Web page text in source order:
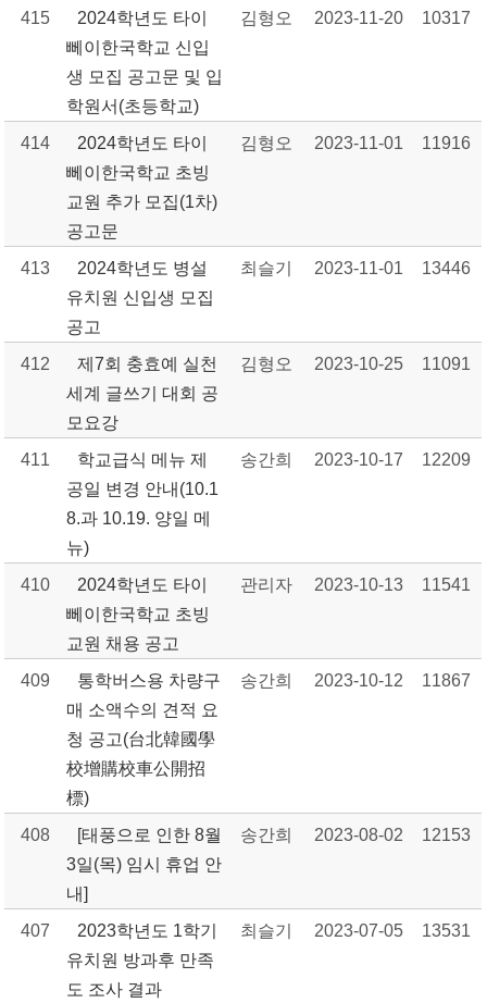
415
2024학년도 타이
뻬이한국학교 신입
생 모집 공고문 및 입
학원서(초등학교)
김형오 2023-11-20 10317
414
2024학년도 타이
뻬이한국학교 초빙
교원 추가 모집(1차)
공고문
김형오 2023-11-01 11916
413
2024학년도 병설
유치원 신입생 모집
공고
최슬기 2023-11-01 13446
412
제7회 충효예 실천
세계 글쓰기 대회 공
모요강
김형오 2023-10-25 11091
411
학교급식 메뉴 제
공일 변경 안내(10.1
8.과 10.19. 양일 메
뉴)
송간희 2023-10-17 12209
410
2024학년도 타이
뻬이한국학교 초빙
교원 채용 공고
관리자 2023-10-13 11541
409
통학버스용 차량구
매 소액수의 견적 요
청 공고(台北韓國學
校增購校車公開招
標)
송간희 2023-10-12 11867
408
[태풍으로 인한 8월
3일(목) 임시 휴업 안
내]
송간희 2023-08-02 12153
407
2023학년도 1학기
유치원 방과후 만족
도 조사 결과
최슬기 2023-07-05 13531